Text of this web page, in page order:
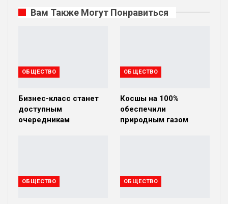
Вам Также Могут Понравиться
ОБЩЕСТВО
Бизнес-класс станет
доступным
очередникам
ОБЩЕСТВО
Косшы на 100%
обеспечили
природным газом
ОБЩЕСТВО ОБЩЕСТВО